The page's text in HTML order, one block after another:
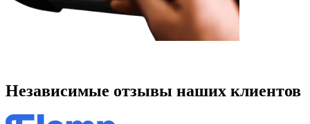
Независимые отзывы наших клиентов